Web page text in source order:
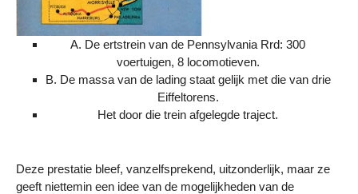
A. De ertstrein van de Pennsylvania Rrd: 300
voertuigen, 8 locomotieven.
B. De massa van de lading staat gelijk met die van drie
Eiffeltorens.
Het door die trein afgelegde traject.
Deze prestatie bleef, vanzelfsprekend, uitzonderlijk, maar ze
geeft niettemin een idee van de mogelijkheden van de